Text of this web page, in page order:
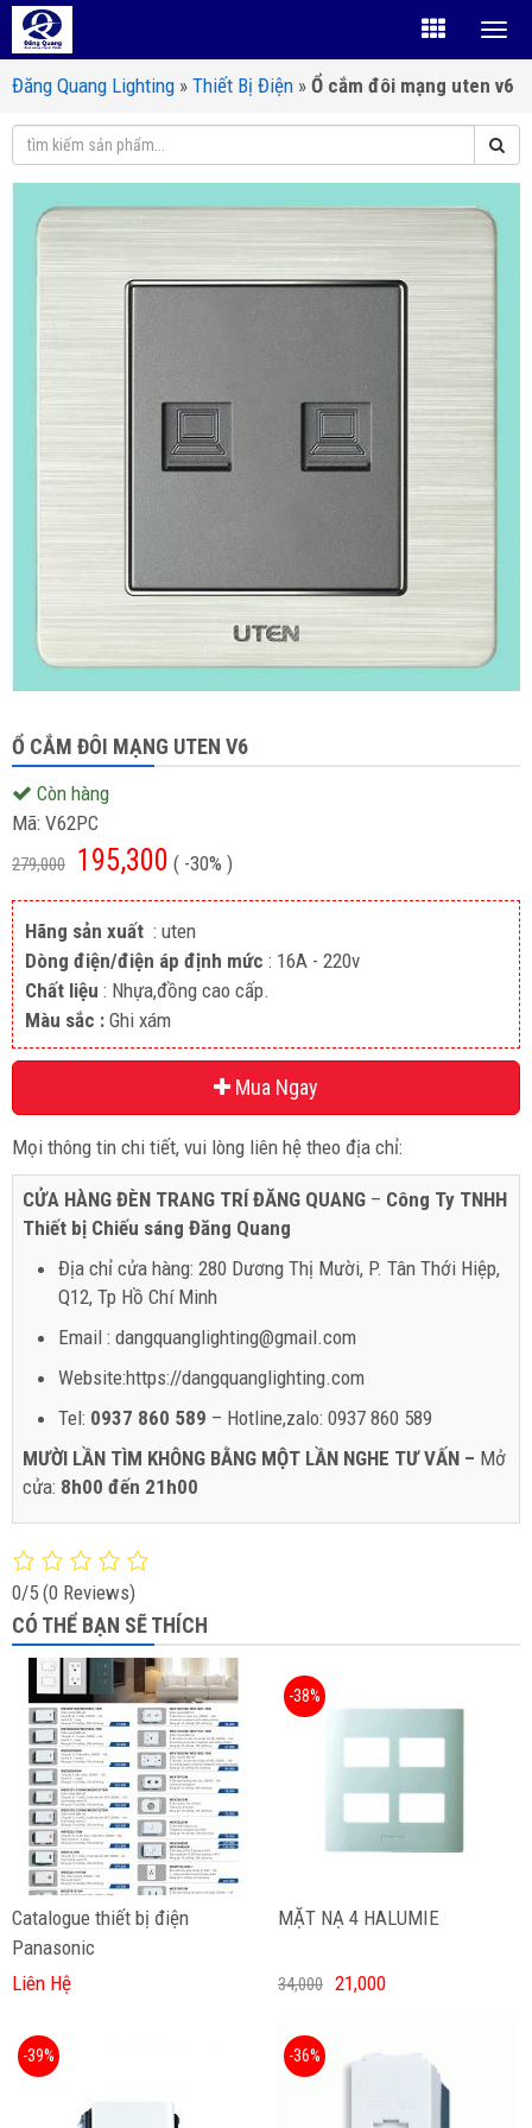
Đăng Quang Lighting » Thiết Bị Điện » Ổ cắm đôi mạng uten v6
Ổ CẮM ĐÔI MẠNG UTEN V6
Còn hàng
Mã: V62PC
279,000 195,300 ( -30% )
Hãng sản xuất : uten
Dòng điện/điện áp định mức : 16A - 220v
Chất liệu : Nhựa,đồng cao cấp.
Màu sắc : Ghi xám
Mua Ngay
Mọi thông tin chi tiết, vui lòng liên hệ theo địa chỉ:
CỬA HÀNG ĐÈN TRANG TRÍ ĐĂNG QUANG – Công Ty TNHH
Thiết bị Chiếu sáng Đăng Quang
Địa chỉ cửa hàng: 280 Dương Thị Mười, P. Tân Thới Hiệp,
Q12, Tp Hồ Chí Minh
Email : dangquanglighting@gmail.com
Website:https://dangquanglighting.com
Tel: 0937 860 589 – Hotline,zalo: 0937 860 589
MƯỜI LẦN TÌM KHÔNG BẰNG MỘT LẦN NGHE TƯ VẤN – Mở
cửa: 8h00 đến 21h00
0/5 (0 Reviews)
CÓ THỂ BẠN SẼ THÍCH
Catalogue thiết bị điện
Panasonic
Liên Hệ
MẶT NẠ 4 HALUMIE
-38%
34,000 21,000
-39% -36%